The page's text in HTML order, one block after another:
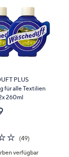
PLUS
für alle Textilien
260ml
3.3
von
5
(49)
verfügbar